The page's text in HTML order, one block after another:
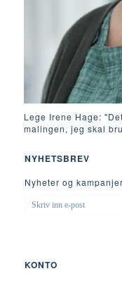
Lege Irene Hage:
malingen, jeg skal
NYHETSBREV
Nyheter og
SKRIV
INN
KONTO